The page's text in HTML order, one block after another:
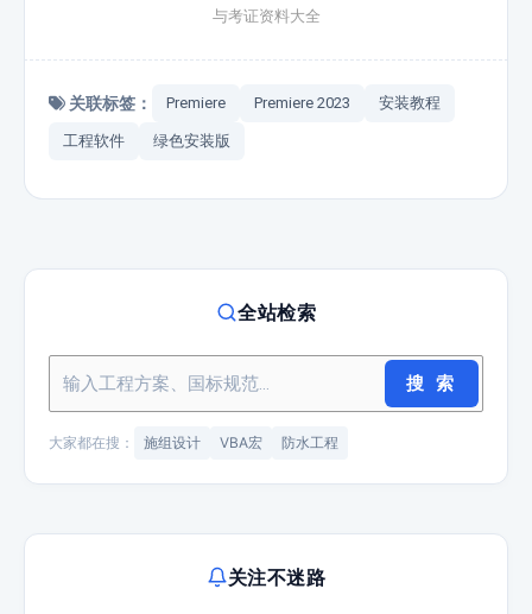
与考证资料大全
关联标签： Premiere Premiere 2023 安装教程
工程软件 绿色安装版
全站检索
搜 索
大家都在搜： 施组设计 VBA宏 防水工程
关注不迷路